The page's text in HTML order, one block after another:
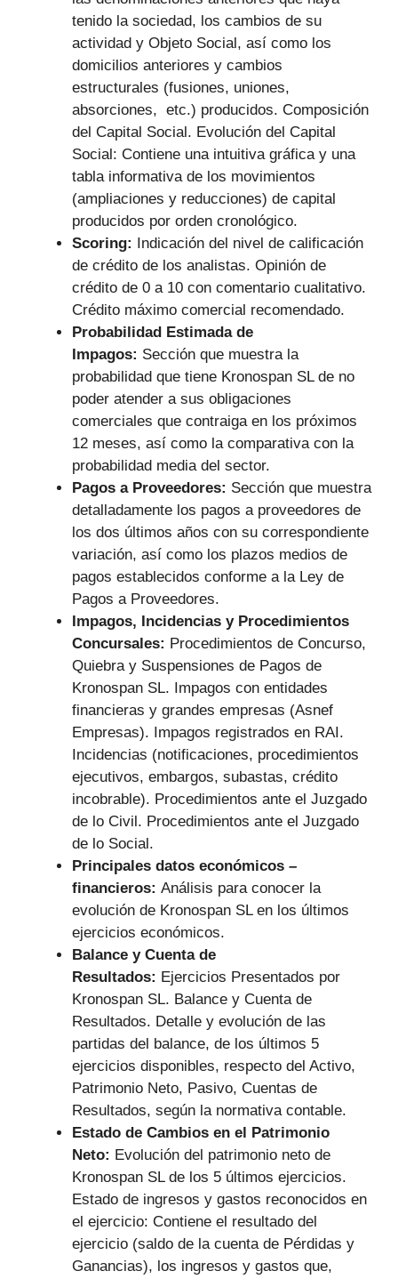
tenido la sociedad, los cambios de su
actividad y Objeto Social, así como los
domicilios anteriores y cambios
estructurales (fusiones, uniones,
absorciones, etc.) producidos. Composición
del Capital Social. Evolución del Capital
Social: Contiene una intuitiva gráfica y una
tabla informativa de los movimientos
(ampliaciones y reducciones) de capital
producidos por orden cronológico.
Scoring: Indicación del nivel de calificación
de crédito de los analistas. Opinión de
crédito de 0 a 10 con comentario cualitativo.
Crédito máximo comercial recomendado.
Probabilidad Estimada de
Impagos: Sección que muestra la
probabilidad que tiene Kronospan SL de no
poder atender a sus obligaciones
comerciales que contraiga en los próximos
12 meses, así como la comparativa con la
probabilidad media del sector.
Pagos a Proveedores: Sección que muestra
detalladamente los pagos a proveedores de
los dos últimos años con su correspondiente
variación, así como los plazos medios de
pagos establecidos conforme a la Ley de
Pagos a Proveedores.
Impagos, Incidencias y Procedimientos
Concursales: Procedimientos de Concurso,
Quiebra y Suspensiones de Pagos de
Kronospan SL. Impagos con entidades
financieras y grandes empresas (Asnef
Empresas). Impagos registrados en RAI.
Incidencias (notificaciones, procedimientos
ejecutivos, embargos, subastas, crédito
incobrable). Procedimientos ante el Juzgado
de lo Civil. Procedimientos ante el Juzgado
de lo Social.
Principales datos económicos –
financieros: Análisis para conocer la
evolución de Kronospan SL en los últimos
ejercicios económicos.
Balance y Cuenta de
Resultados: Ejercicios Presentados por
Kronospan SL. Balance y Cuenta de
Resultados. Detalle y evolución de las
partidas del balance, de los últimos 5
ejercicios disponibles, respecto del Activo,
Patrimonio Neto, Pasivo, Cuentas de
Resultados, según la normativa contable.
Estado de Cambios en el Patrimonio
Neto: Evolución del patrimonio neto de
Kronospan SL de los 5 últimos ejercicios.
Estado de ingresos y gastos reconocidos en
el ejercicio: Contiene el resultado del
ejercicio (saldo de la cuenta de Pérdidas y
Ganancias), los ingresos y gastos que,